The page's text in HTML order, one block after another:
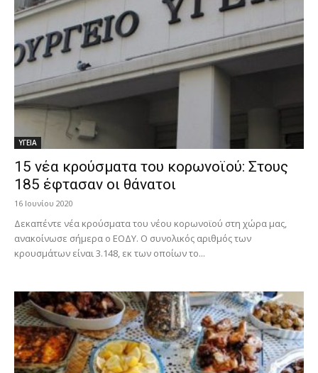
ΥΓΕΙΑ
15 νέα κρούσματα του κορωνοϊού: Στους
185 έφτασαν οι θάνατοι
16 Ιουνίου 2020
Δεκαπέντε νέα κρούσματα του νέου κορωνοϊού στη χώρα μας,
ανακοίνωσε σήμερα ο ΕΟΔΥ. Ο συνολικός αριθμός των
κρουσμάτων είναι 3.148, εκ των οποίων το...